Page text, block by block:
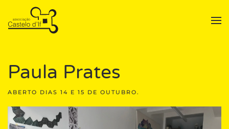
Skip to main content
Paula Prates
ABERTO DIAS 14 E 15 DE OUTUBRO.